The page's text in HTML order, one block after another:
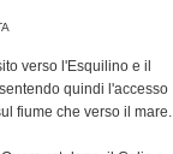
verso l'Esquilino e il
quindi l'accesso
fiume che verso il mare.